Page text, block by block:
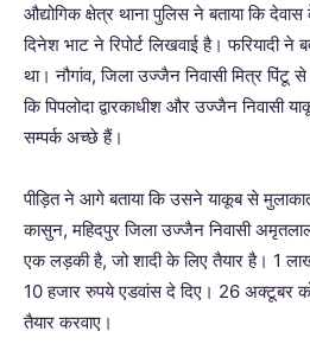
औद्योगिक क्षेत्र थाना पुलिस ने बताया कि देवास
दिनेश भाट ने रिपोर्ट लिखवाई है। फरियादी ने
था। नौगांव, जिला उज्जैन निवासी मित्र पिंटू
कि पिपलोदा द्वारकाधीश और उज्जैन निवासी
सम्पर्क अच्छे हैं।
पीड़ित ने आगे बताया कि उसने याकूब से
कासुन, महिदपुर जिला उज्जैन निवासी
एक लड़की है, जो शादी के लिए तैयार है। 1
10 हजार रुपये एडवांस दे दिए। 26 अक्टूबर
तैयार करवाए।